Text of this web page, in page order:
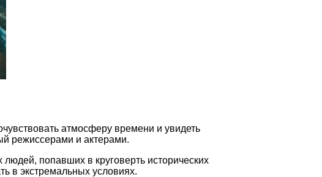
атмосферу времени и увидеть
режиссерами и актерами.
попавших в круговерть исторических
в экстремальных условиях.